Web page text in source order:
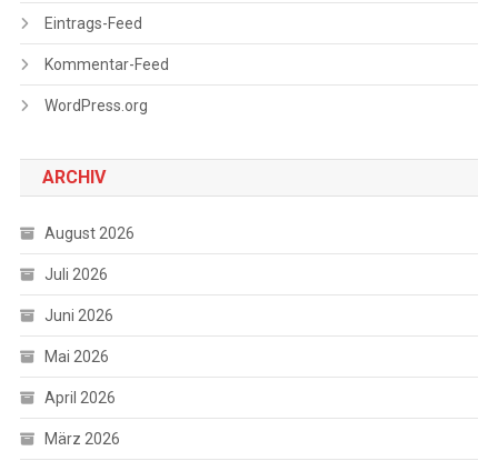
Eintrags-Feed
Kommentar-Feed
WordPress.org
ARCHIV
August 2026
Juli 2026
Juni 2026
Mai 2026
April 2026
März 2026